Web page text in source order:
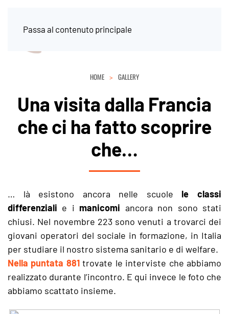
Passa al contenuto principale
HOME GALLERY
Una visita dalla Francia
che ci ha fatto scoprire
che…
… là esistono ancora nelle scuole le classi
differenziali e i manicomi ancora non sono stati
chiusi. Nel novembre 223 sono venuti a trovarci dei
giovani operatori del sociale in formazione, in Italia
per studiare il nostro sistema sanitario e di welfare.
Nella puntata 881trovate le interviste che abbiamo
realizzato durante l’incontro. E qui invece le foto che
abbiamo scattato insieme.